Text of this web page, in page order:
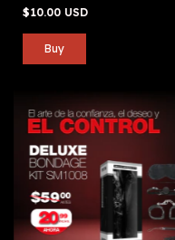
$10.00 USD